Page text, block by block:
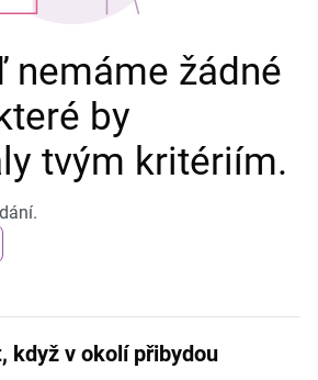
nemáme žádné
by
tvým kritériím.
když v okolí přibydou